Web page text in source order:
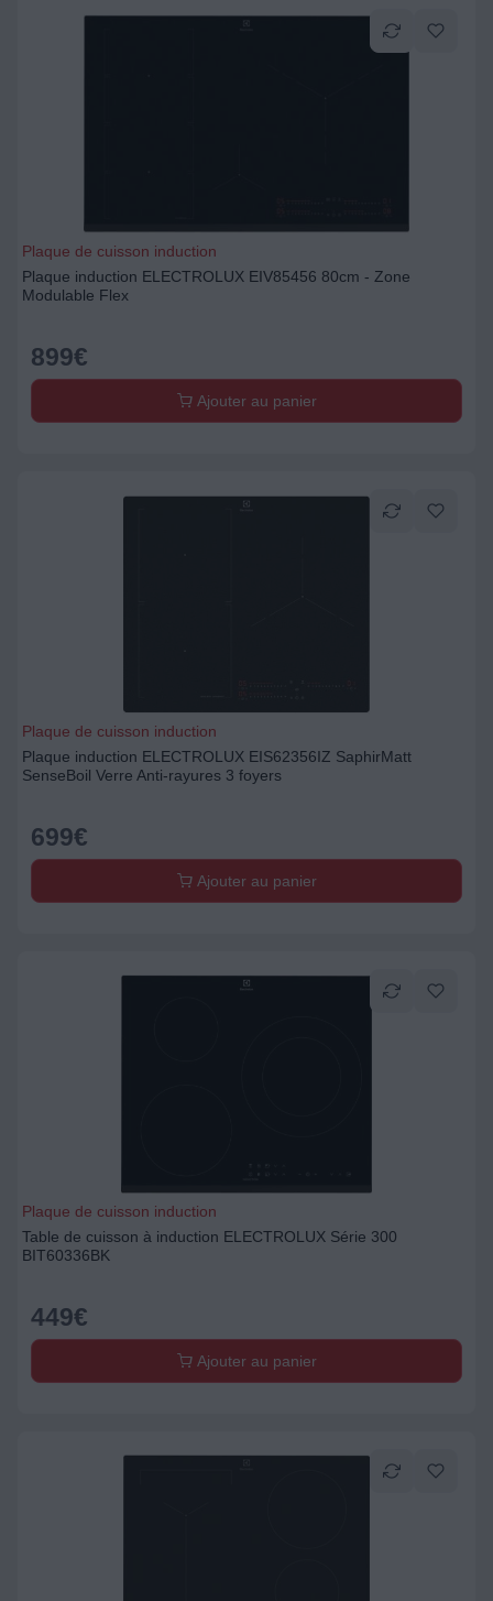
Plaque de cuisson induction
Plaque induction ELECTROLUX EIV85456 80cm - Zone
Modulable Flex
899€
Ajouter au panier
Plaque de cuisson induction
Plaque induction ELECTROLUX EIS62356IZ SaphirMatt
SenseBoil Verre Anti-rayures 3 foyers
699€
Ajouter au panier
Plaque de cuisson induction
Table de cuisson à induction ELECTROLUX Série 300
BIT60336BK
449€
Ajouter au panier